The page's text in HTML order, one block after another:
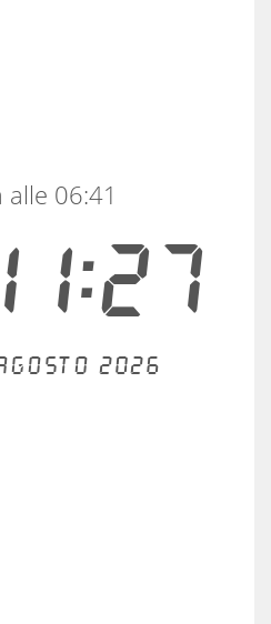
alle 06:41
2026